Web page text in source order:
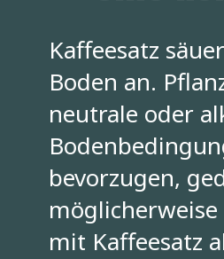
Kaffeesatz
Boden an.
neutrale oder
bevorzugen,
mit Kaffeesatz